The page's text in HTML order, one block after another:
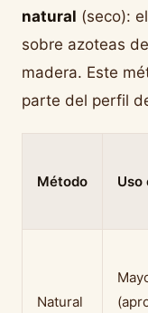
natural (seco):
sobre azoteas
madera. Este
parte del perfil
Método Uso
Natural